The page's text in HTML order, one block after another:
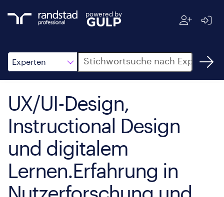
powered by
Experten
Suche
UX/UI-Design,
Instructional Design
und digitalem
Lernen.Erfahrung in